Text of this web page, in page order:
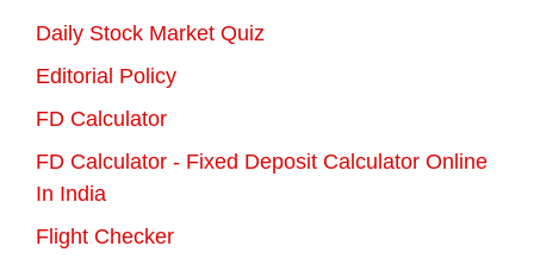
Daily Stock Market Quiz
Editorial Policy
FD Calculator
FD Calculator - Fixed Deposit Calculator Online
In India
Flight Checker